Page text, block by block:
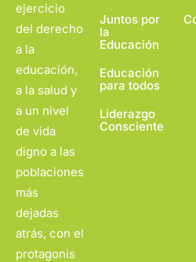
ejercicio
del derecho
a la
educación,
a la salud y
a un nivel
de vida
digno a las
poblaciones
más
dejadas
atrás, con el
protagonis
Juntos por
la
Educación
Educación
para todos
Liderazgo
Consciente